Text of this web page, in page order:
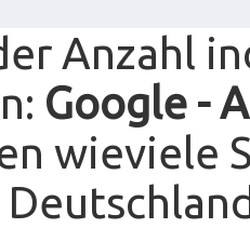
Anzahl
Google -
wieviele